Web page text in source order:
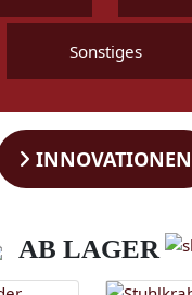
Sonstiges
INNOVATIONEN
AB LAGER